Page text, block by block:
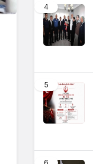
4
5